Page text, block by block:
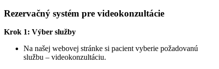
Rezervačný systém pre videokonzultácie
Krok 1: Výber služby
Na našej webovej stránke si pacient vyberie požadovanú
službu – videokonzultáciu.